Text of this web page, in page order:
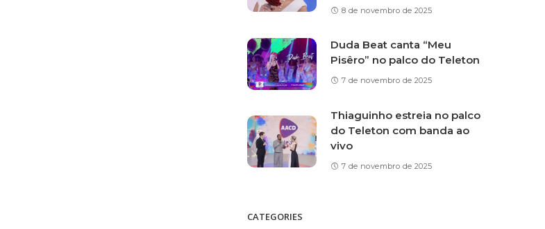
8 de novembro de 2025
Duda Beat canta “Meu
Pisêro” no palco do Teleton
7 de novembro de 2025
Thiaguinho estreia no palco
do Teleton com banda ao
vivo
7 de novembro de 2025
CATEGORIES